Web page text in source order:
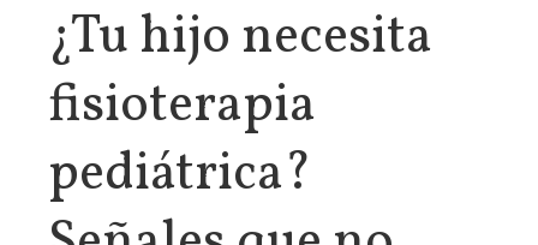
¿Tu hijo necesita
fisioterapia
pediátrica?